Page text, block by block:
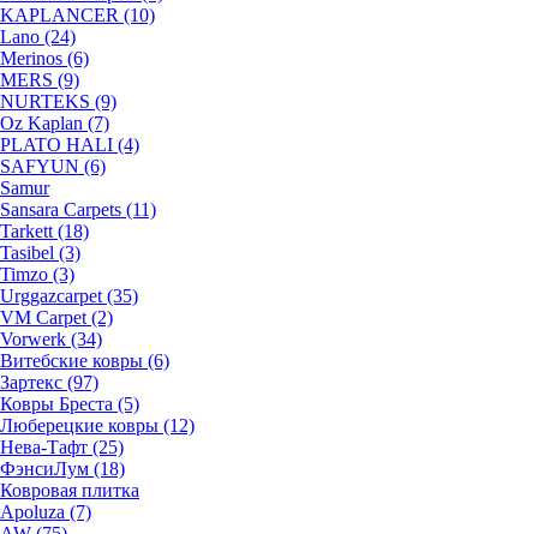
KAPLANCER (10)
Lano (24)
Merinos (6)
MERS (9)
NURTEKS (9)
Oz Kaplan (7)
PLATO HALI (4)
SAFYUN (6)
Samur
Sansara Carpets (11)
Tarkett (18)
Tasibel (3)
Timzo (3)
Urggazcarpet (35)
VM Carpet (2)
Vorwerk (34)
Витебские ковры (6)
Зартекс (97)
Ковры Бреста (5)
Люберецкие ковры (12)
Нева-Тафт (25)
ФэнсиЛум (18)
Ковровая плитка
Apoluza (7)